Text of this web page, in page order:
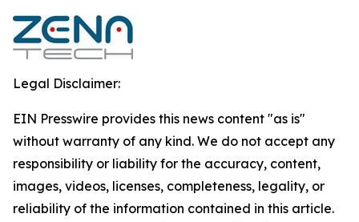
Legal Disclaimer:
EIN Presswire provides this news content "as is"
without warranty of any kind. We do not accept any
responsibility or liability for the accuracy, content,
images, videos, licenses, completeness, legality, or
reliability of the information contained in this article.